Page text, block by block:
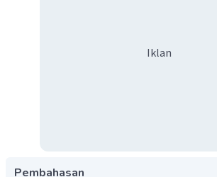
Iklan
Pembahasan